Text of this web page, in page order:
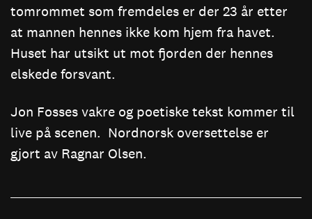
tomrommet som fremdeles er der 23 år etter
at mannen hennes ikke kom hjem fra havet.
Huset har utsikt ut mot fjorden der hennes
elskede forsvant.
Jon Fosses vakre og poetiske tekst kommer til
live på scenen. Nordnorsk oversettelse er
gjort av Ragnar Olsen.